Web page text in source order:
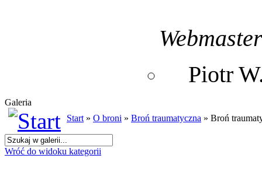
Piotr
Galeria
Start » O broni » Broń traumatyczna » Broń
Wróć do widoku kategorii